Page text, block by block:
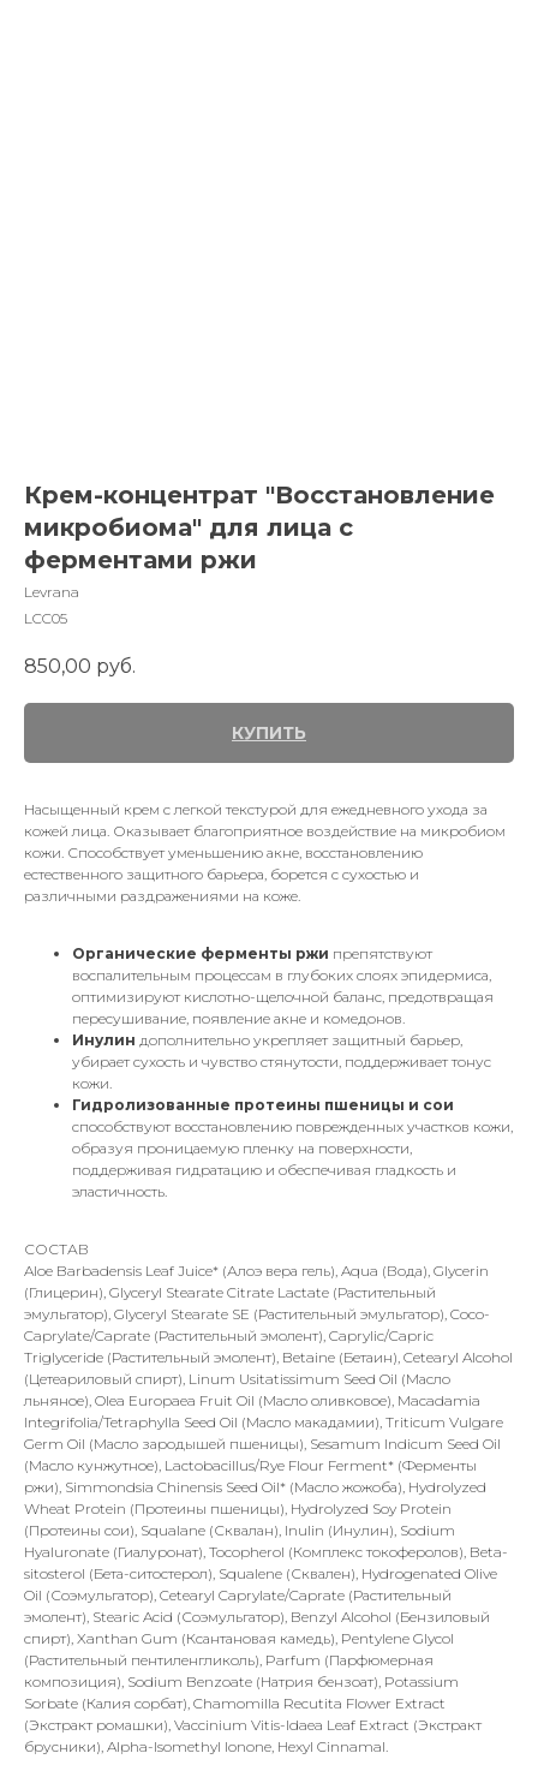
Крем-концентрат "Восстановление
микробиома" для лица с
ферментами ржи
Levrana
LCC05
850,00 руб.
КУПИТЬ
Насыщенный крем с легкой текстурой для ежедневного ухода за
кожей лица. Оказывает благоприятное воздействие на микробиом
кожи. Способствует уменьшению акне, восстановлению
естественного защитного барьера, борется с сухостью и
различными раздражениями на коже.
Органические ферменты ржи препятствуют
воспалительным процессам в глубоких слоях эпидермиса,
оптимизируют кислотно-щелочной баланс, предотвращая
пересушивание, появление акне и комедонов.
Инулин дополнительно укрепляет защитный барьер,
убирает сухость и чувство стянутости, поддерживает тонус
кожи.
Гидролизованные протеины пшеницы и сои
способствуют восстановлению поврежденных участков кожи,
образуя проницаемую пленку на поверхности,
поддерживая гидратацию и обеспечивая гладкость и
эластичность.
СОСТАВ
Aloe Barbadensis Leaf Juice* (Алоэ вера гель), Aqua (Вода), Glycerin
(Глицерин), Glyceryl Stearate Citrate Lactate (Растительный
эмульгатор), Glyceryl Stearate SE (Растительный эмульгатор), Coco-
Caprylate/Caprate (Растительный эмолент), Caprylic/Capric
Triglyceride (Растительный эмолент), Betaine (Бетаин), Cetearyl Alcohol
(Цетеариловый спирт), Linum Usitatissimum Seed Oil (Масло
льняное), Olea Europaea Fruit Oil (Масло оливковое), Macadamia
Integrifolia/Tetraphylla Seed Oil (Масло макадамии), Triticum Vulgare
Germ Oil (Масло зародышей пшеницы), Sesamum Indicum Seed Oil
(Масло кунжутное), Lactobacillus/Rye Flour Ferment* (Ферменты
ржи), Simmondsia Chinensis Seed Oil* (Масло жожоба), Hydrolyzed
Wheat Protein (Протеины пшеницы), Hydrolyzed Soy Protein
(Протеины сои), Squalane (Сквалан), Inulin (Инулин), Sodium
Hyaluronate (Гиалуронат), Tocopherol (Комплекс токоферолов), Beta-
sitosterol (Бета-ситостерол), Squalene (Сквален), Hydrogenated Olive
Oil (Соэмульгатор), Cetearyl Caprylate/Caprate (Растительный
эмолент), Stearic Acid (Соэмульгатор), Benzyl Alcohol (Бензиловый
спирт), Xanthan Gum (Ксантановая камедь), Pentylene Glycol
(Растительный пентиленгликоль), Parfum (Парфюмерная
композиция), Sodium Benzoate (Натрия бензоат), Potassium
Sorbate (Калия сорбат), Chamomilla Recutita Flower Extract
(Экстракт ромашки), Vaccinium Vitis-Idaea Leaf Extract (Экстракт
брусники), Alpha-Isomethyl Ionone, Hexyl Cinnamal.